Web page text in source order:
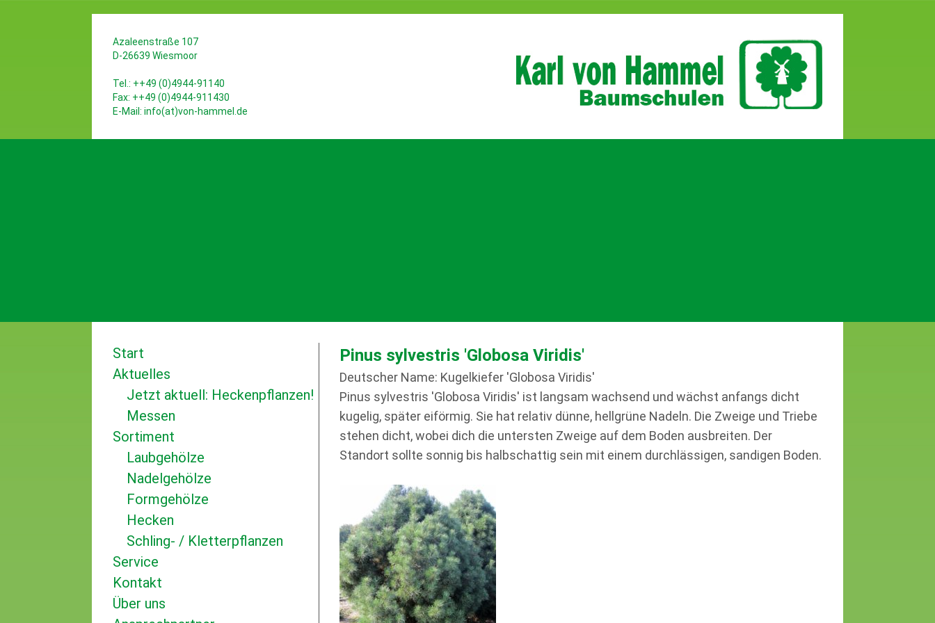
Azaleenstraße 107
D-26639 Wiesmoor
Tel.: ++49 (0)4944-91140
Fax: ++49 (0)4944-911430
E-Mail: info(at)von-hammel.de
Pinus sylvestris 'Globosa Viridis'
Deutscher Name: Kugelkiefer 'Globosa Viridis'
Pinus sylvestris 'Globosa Viridis' ist langsam wachsend und wächst anfangs dicht
kugelig, später eiförmig. Sie hat relativ dünne, hellgrüne Nadeln. Die Zweige und Triebe
stehen dicht, wobei dich die untersten Zweige auf dem Boden ausbreiten. Der
Standort sollte sonnig bis halbschattig sein mit einem durchlässigen, sandigen Boden.
Start
Aktuelles
Jetzt aktuell: Heckenpflanzen!
Messen
Sortiment
Laubgehölze
Nadelgehölze
Formgehölze
Hecken
Schling- / Kletterpflanzen
Service
Kontakt
Über uns